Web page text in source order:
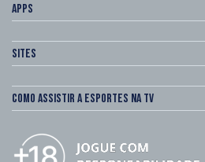
Apps
Sites
Como assistir a esportes na TV